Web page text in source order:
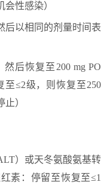
会性感染）
后以相同的剂量时间表
后恢复至200 mg PO
至≤2级，则恢复至250
）
）或天冬氨酸氨基转
素：停留至恢复至≤1